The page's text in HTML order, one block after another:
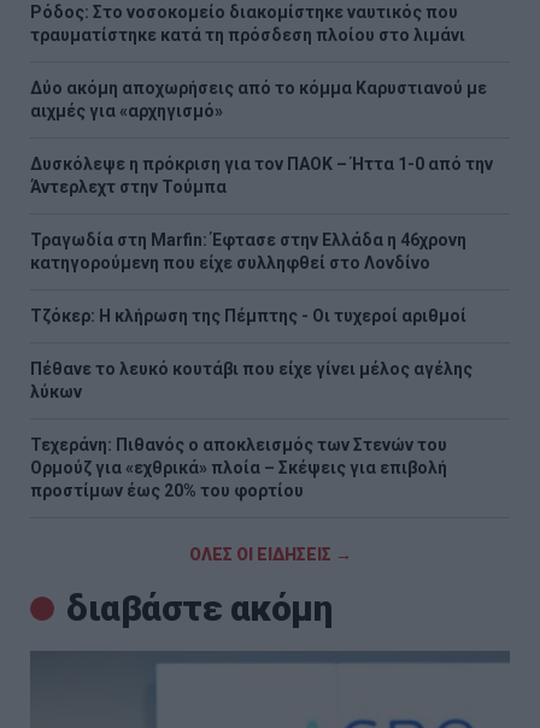
Ρόδος: Στο νοσοκομείο διακομίστηκε ναυτικός που
τραυματίστηκε κατά τη πρόσδεση πλοίου στο λιμάνι
Δύο ακόμη αποχωρήσεις από το κόμμα Καρυστιανού με
αιχμές για «αρχηγισμό»
Δυσκόλεψε η πρόκριση για τον ΠΑΟΚ – Ήττα 1-0 από την
Άντερλεχτ στην Τούμπα
Τραγωδία στη Marfin: Έφτασε στην Ελλάδα η 46χρονη
κατηγορούμενη που είχε συλληφθεί στο Λονδίνο
Τζόκερ: Η κλήρωση της Πέμπτης - Οι τυχεροί αριθμοί
Πέθανε το λευκό κουτάβι που είχε γίνει μέλος αγέλης
λύκων
Τεχεράνη: Πιθανός ο αποκλεισμός των Στενών του
Ορμούζ για «εχθρικά» πλοία – Σκέψεις για επιβολή
προστίμων έως 20% του φορτίου
ΟΛΕΣ ΟΙ ΕΙΔΗΣΕΙΣ →
διαβάστε ακόμη